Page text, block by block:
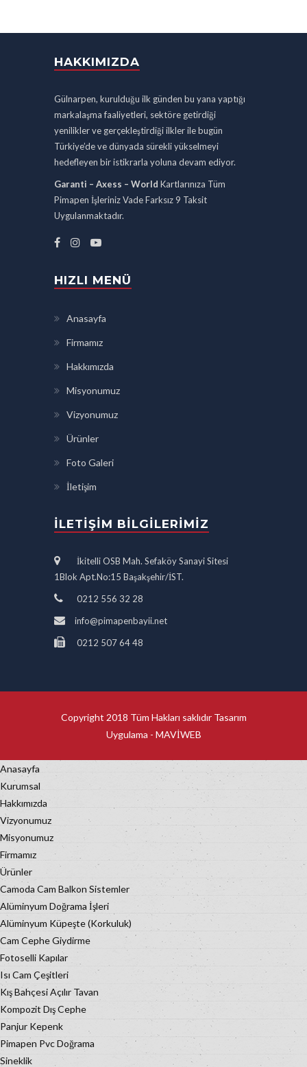
HAKKIMIZDA
Gülnarpen, kurulduğu ilk günden bu yana yaptığı
markalaşma faaliyetleri, sektöre getirdiği
yenilikler ve gerçekleştirdiği ilkler ile bugün
Türkiye’de ve dünyada sürekli yükselmeyi
hedefleyen bir istikrarla yoluna devam ediyor.
Garanti – Axess – World Kartlarınıza Tüm
Pimapen İşleriniz Vade Farksız 9 Taksit
Uygulanmaktadır.
HIZLI MENÜ
Anasayfa
Firmamız
Hakkımızda
Misyonumuz
Vizyonumuz
Ürünler
Foto Galeri
İletişim
İLETIŞIM BILGILERIMIZ
İkitelli OSB Mah. Sefaköy Sanayi Sitesi
1Blok Apt.No:15 Başakşehir/İST.
0212 556 32 28
info@pimapenbayii.net
0212 507 64 48
Copyright 2018 Tüm Hakları saklıdır Tasarım
Uygulama - MAVİWEB
Anasayfa
Kurumsal
Hakkımızda
Vizyonumuz
Misyonumuz
Firmamız
Ürünler
Camoda Cam Balkon Sistemler
Alüminyum Doğrama İşleri
Alüminyum Küpeşte (Korkuluk)
Cam Cephe Giydirme
Fotoselli Kapılar
Isı Cam Çeşitleri
Kış Bahçesi Açılır Tavan
Kompozit Dış Cephe
Panjur Kepenk
Pimapen Pvc Doğrama
Sineklik